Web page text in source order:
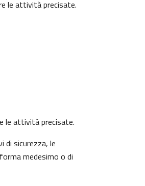
le attività precisate.
le attività precisate.
sicurezza, le
medesimo o di